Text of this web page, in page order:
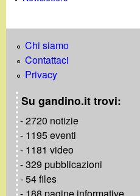
Chi siamo
Contattaci
Privacy
Su gandino.it trovi:
- 2720 notizie
- 1195 eventi
- 1181 video
- 329 pubblicazioni
- 54 files